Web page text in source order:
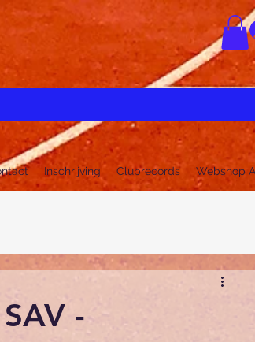
Inschrijving Clubrecords Webshop
-